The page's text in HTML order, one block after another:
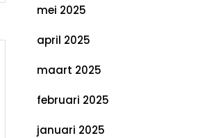
mei 2025
april 2025
maart 2025
februari 2025
januari 2025